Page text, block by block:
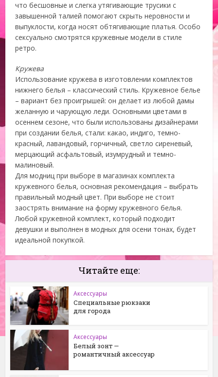
что бесшовные и слегка утягивающие трусики с
завышенной талией помогают скрыть неровности и
выпуклости, когда носят обтягивающие платья. Особо
сексуально смотрятся кружевные модели в стиле
ретро.
Кружева
Использование кружева в изготовлении комплектов
нижнего белья – классический стиль. Кружевное белье
– вариант без проигрышей: он делает из любой дамы
желанную и чарующую леди. Основными цветами в
осеннем сезоне, что были использованы дизайнерами
при создании белья, стали: какао, индиго, темно-
красный, лавандовый, горчичный, светло сиреневый,
мерцающий асфальтовый, изумрудный и темно-
малиновый.
Для модниц при выборе в магазинах комплекта
кружевного белья, основная рекомендация – выбрать
правильный модный цвет. При выборе не стоит
заострять внимание на форму кружевного белья.
Любой кружевной комплект, который подходит
девушки и выполнен в модных для осени тонах, будет
идеальной покупкой.
Читайте еще:
Аксессуары
Специальные рюкзаки
для города
Аксессуары
Белый зонт —
романтичный аксессуар